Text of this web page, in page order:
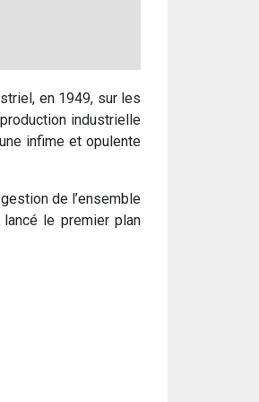
en 1949, sur les
industrielle
infime et opulente
de l’ensemble
le premier plan